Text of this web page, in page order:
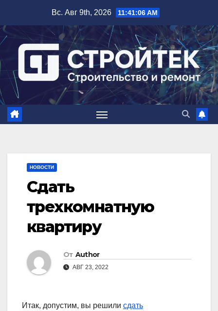
содержимому
Вс. Авг 9th, 2026 11:41:06 AM
НОВОСТИ
Сдать
трехкомнатную
квартиру
От Author
АВГ 23, 2022
Итак, допустим, вы решили сдать